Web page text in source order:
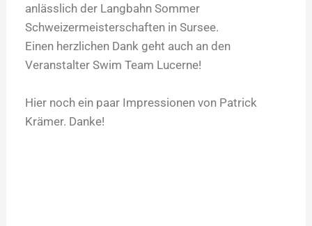
anlässlich der Langbahn Sommer
Schweizermeisterschaften in Sursee.
Einen herzlichen Dank geht auch an den
Veranstalter Swim Team Lucerne!
Hier noch ein paar Impressionen von Patrick
Krämer. Danke!